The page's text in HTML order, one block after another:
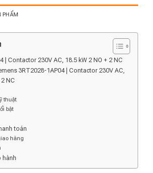
PHẨM
| Contactor 230V AC, 18.5 kW 2 NO + 2 NC
3RT2028-1AP04 | Contactor 230V AC,
NC
thuật
bật
toán
hàng
hành